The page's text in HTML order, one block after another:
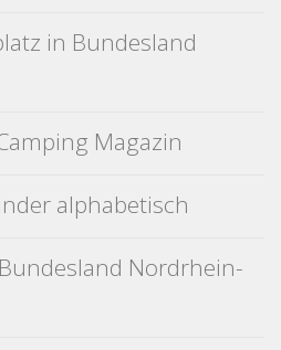
in Bundesland
Magazin
alphabetisch
Nordrhein-